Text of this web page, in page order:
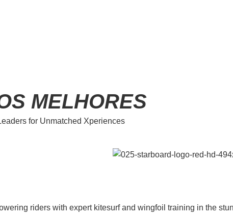
MELHORES
for Unmatched Xperiences
riders with expert kitesurf and wingfoil training in the